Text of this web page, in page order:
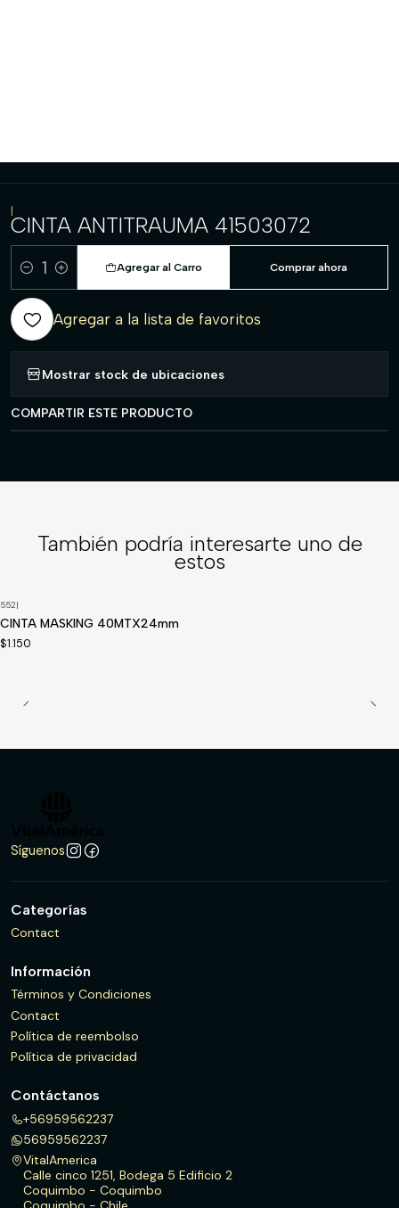
|
CINTA ANTITRAUMA 41503072
Cantidad
Agregar al Carro Comprar ahora
Agregar a la lista de favoritos
Mostrar stock de ubicaciones
COMPARTIR ESTE PRODUCTO
También podría interesarte uno de
estos
552|
CINTA MASKING 40MTX24mm
$1.150
Síguenos
Categorías
Contact
Información
Términos y Condiciones
Contact
Política de reembolso
Política de privacidad
Contáctanos
+56959562237
56959562237
VitalAmerica
Calle cinco 1251, Bodega 5 Edificio 2
Coquimbo - Coquimbo